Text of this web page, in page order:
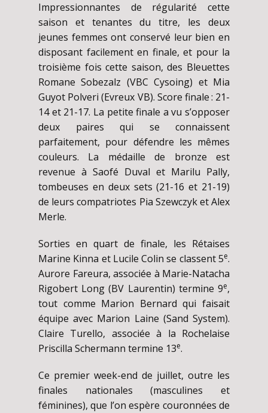
Impressionnantes de régularité cette
saison et tenantes du titre, les deux
jeunes femmes ont conservé leur bien en
disposant facilement en finale, et pour la
troisième fois cette saison, des Bleuettes
Romane Sobezalz (VBC Cysoing) et Mia
Guyot Polveri (Evreux VB). Score finale : 21-
14 et 21-17. La petite finale a vu s’opposer
deux paires qui se connaissent
parfaitement, pour défendre les mêmes
couleurs. La médaille de bronze est
revenue à Saofé Duval et Marilu Pally,
tombeuses en deux sets (21-16 et 21-19)
de leurs compatriotes Pia Szewczyk et Alex
Merle.
Sorties en quart de finale, les Rétaises
Marine Kinna et Lucile Colin se classent 5e.
Aurore Fareura, associée à Marie-Natacha
Rigobert Long (BV Laurentin) termine 9e,
tout comme Marion Bernard qui faisait
équipe avec Marion Laine (Sand System).
Claire Turello, associée à la Rochelaise
Priscilla Schermann termine 13e.
Ce premier week-end de juillet, outre les
finales nationales (masculines et
féminines), que l’on espère couronnées de